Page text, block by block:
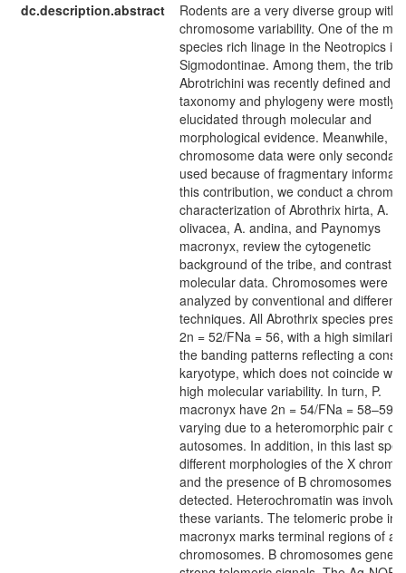
dc.description.abstract
Rodents are a very diverse group with
chromosome variability. One of the
species rich linage in the Neotropics is
Sigmodontinae. Among them, the tribe
Abrotrichini was recently defined and its
taxonomy and phylogeny were mostly
elucidated through molecular and
morphological evidence. Meanwhile,
chromosome data were only
used because of fragmentary
this contribution, we conduct a
characterization of Abrothrix hirta, A.
olivacea, A. andina, and Paynomys
macronyx, review the cytogenetic
background of the tribe, and contrast it
molecular data. Chromosomes were
analyzed by conventional and
techniques. All Abrothrix species
2n = 52/FNa = 56, with a high similarity
the banding patterns reflecting a
karyotype, which does not coincide
high molecular variability. In turn, P.
macronyx have 2n = 54/FNa = 58–59,
varying due to a heteromorphic pair of
autosomes. In addition, in this last
different morphologies of the X
and the presence of B chromosomes
detected. Heterochromatin was
these variants. The telomeric probe in
macronyx marks terminal regions of all
chromosomes. B chromosomes